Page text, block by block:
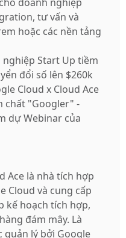
doanh nghiệp
tư vấn và
hoặc các nền tảng
Start Up tiềm
đổi số lên $260k
Cloud x Cloud Ace
chất "Googler" -
dự Webinar của
Ace là nhà tích hợp
Cloud và cung cấp
kế hoạch tích hợp,
đám mây. Là
quản lý bởi Google